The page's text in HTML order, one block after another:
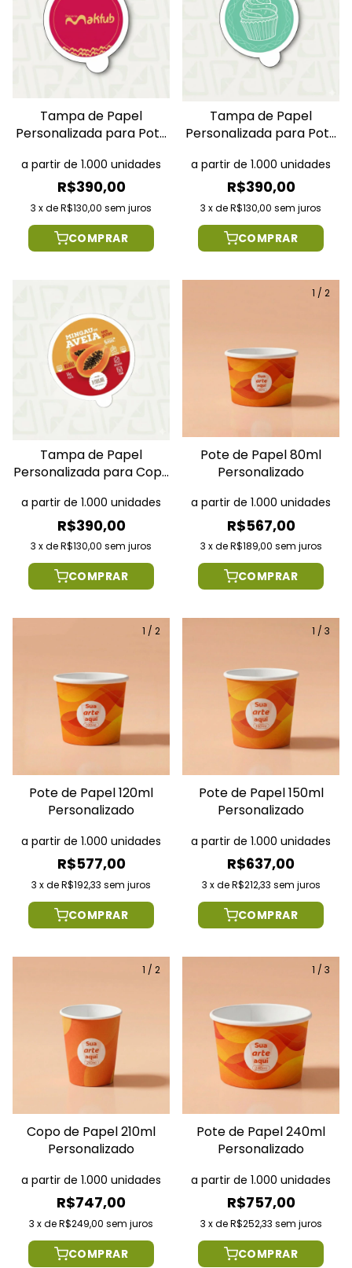
Tampa de Papel
Personalizada para Pote
R$390,00
3 xdeR$130,00 sem juros
a partir de 1.000 unidades
COMPRAR
Tampa de Papel
Personalizada para Pote
R$390,00
3 xdeR$130,00 sem juros
a partir de 1.000 unidades
COMPRAR
Tampa de Papel
Personalizada para Copo
R$390,00
3 xdeR$130,00 sem juros
a partir de 1.000 unidades
COMPRAR
1 / 2
Pote de Papel 80ml
Personalizado
R$567,00
3 xdeR$189,00 sem juros
a partir de 1.000 unidades
COMPRAR
1 / 2
Pote de Papel 120ml
Personalizado
R$577,00
3 xdeR$192,33 sem juros
a partir de 1.000 unidades
COMPRAR
1 / 3
Pote de Papel 150ml
Personalizado
R$637,00
3 xdeR$212,33 sem juros
a partir de 1.000 unidades
COMPRAR
1 / 2
Copo de Papel 210ml
Personalizado
R$747,00
3 xdeR$249,00 sem juros
a partir de 1.000 unidades
COMPRAR
1 / 3
Pote de Papel 240ml
Personalizado
R$757,00
3 xdeR$252,33 sem juros
a partir de 1.000 unidades
COMPRAR